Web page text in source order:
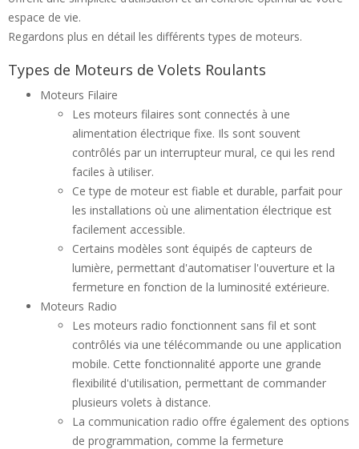
espace de vie.
Regardons plus en détail les différents types de moteurs.
Types de Moteurs de Volets Roulants
Moteurs Filaire
Les moteurs filaires sont connectés à une
alimentation électrique fixe. Ils sont souvent
contrôlés par un interrupteur mural, ce qui les rend
faciles à utiliser.
Ce type de moteur est fiable et durable, parfait pour
les installations où une alimentation électrique est
facilement accessible.
Certains modèles sont équipés de capteurs de
lumière, permettant d'automatiser l'ouverture et la
fermeture en fonction de la luminosité extérieure.
Moteurs Radio
Les moteurs radio fonctionnent sans fil et sont
contrôlés via une télécommande ou une application
mobile. Cette fonctionnalité apporte une grande
flexibilité d'utilisation, permettant de commander
plusieurs volets à distance.
La communication radio offre également des options
de programmation, comme la fermeture